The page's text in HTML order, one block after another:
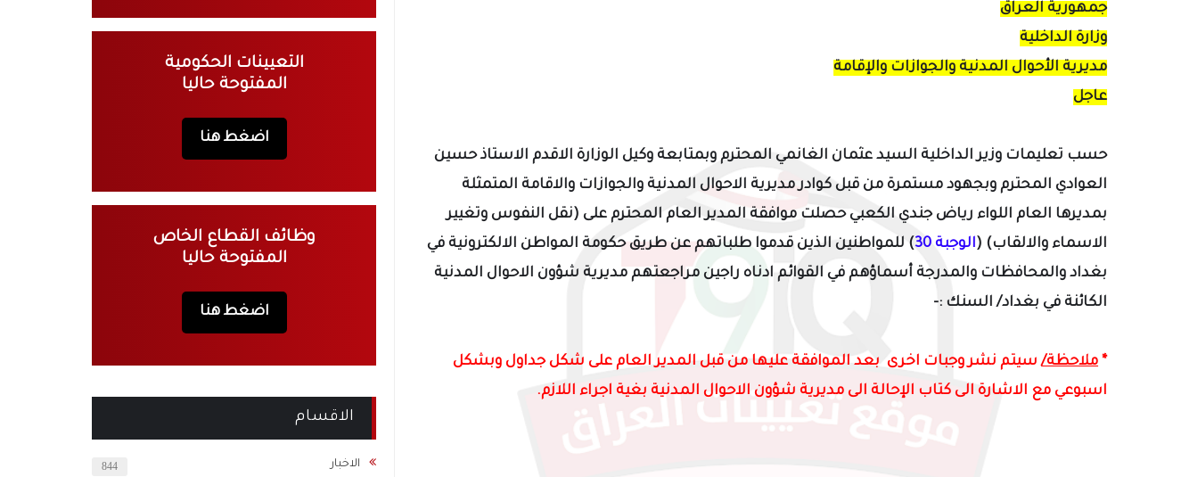
جمهورية العراق
وزارة الداخلية
مديرية الأحوال المدنية والجوازات والإقامة
عاجل
حسب تعليمات وزير الداخلية السيد عثمان الغانمي المحترم وبمتابعة وكيل الوزارة الاقدم الاستاذ حسين
العوادي المحترم وبجهود مستمرة من قبل كوادر مديرية الاحوال المدنية والجوازات والاقامة المتمثلة
بمديرها العام اللواء رياض جندي الكعبي حصلت موافقة المدير العام المحترم على (نقل النفوس وتغيير
الاسماء والالقاب) (الوجبة 30 ) للمواطنين الذين قدموا طلباتهم عن طريقحكومة المواطن الالكترونية في
بغداد والمحافظات والمدرجة أسماؤهم في القوائم ادناه راجين مراجعتهم مديرية شؤون الاحوال المدنية
الكائنة في بغداد/ السنك :-
* ملاحظة/ سيتم نشر وجبات اخرى بعد الموافقة عليها من قبل المدير العام على شكل جداول وبشكل
اسبوعي مع الاشارة الى كتاب الإحالة الى مديرية شؤون الاحوال المدنية بغية اجراء اللازم.
التعيينات الحكومية
المفتوحة حاليا
اضغط هنا
وظائف القطاع الخاص
المفتوحة حاليا
اضغط هنا
الاقسام
الاخبار 844